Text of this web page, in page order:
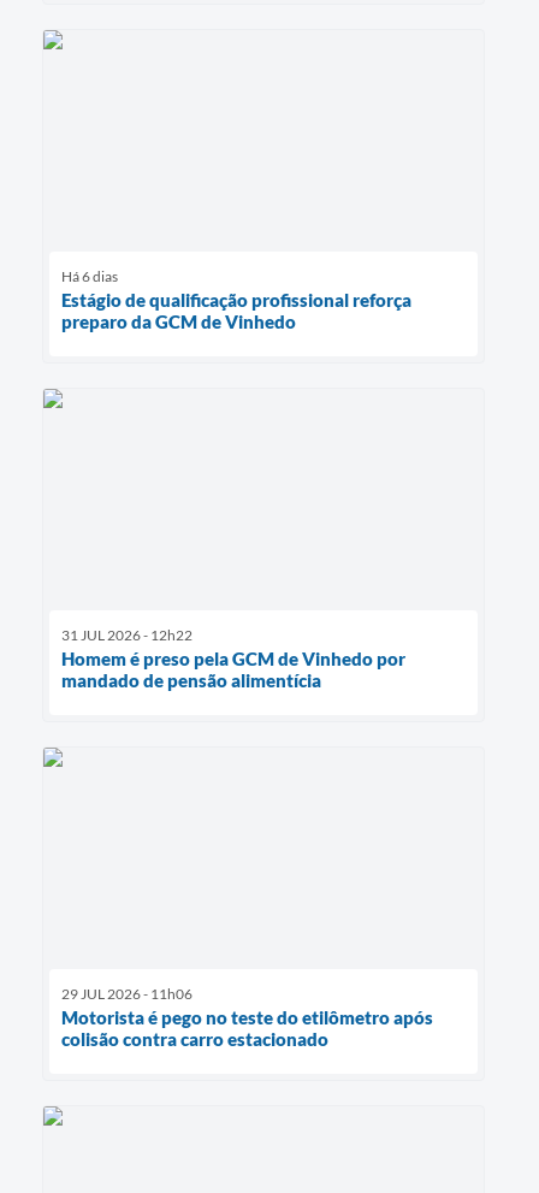
Há 6 dias
Estágio de qualificação profissional reforça
preparo da GCM de Vinhedo
31 JUL 2026 - 12h22
Homem é preso pela GCM de Vinhedo por
mandado de pensão alimentícia
29 JUL 2026 - 11h06
Motorista é pego no teste do etilômetro após
colisão contra carro estacionado